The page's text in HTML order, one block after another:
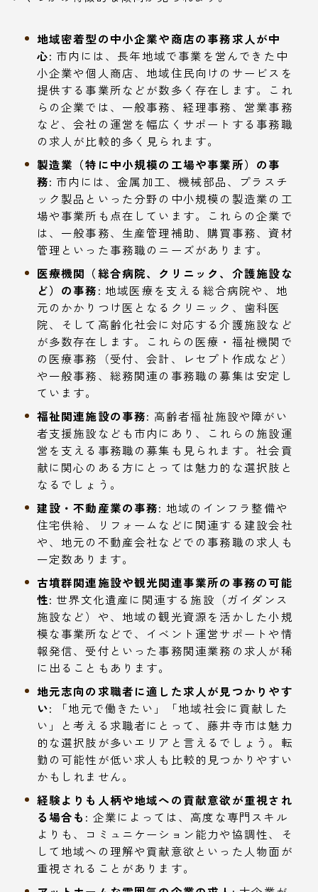
地域密着型の中小企業や商店の事務求人が中
心: 市内には、長年地域で事業を営んできた中
小企業や個人商店、地域住民向けのサービスを
提供する事業所などが数多く存在します。これ
らの企業では、一般事務、経理事務、営業事務
など、会社の運営を幅広くサポートする事務職
の求人が比較的多く見られます。
製造業（特に中小規模の工場や事業所）の事
務: 市内には、金属加工、機械部品、プラスチ
ック製品といった分野の中小規模の製造業の工
場や事業所も点在しています。これらの企業で
は、一般事務、生産管理補助、購買事務、資材
管理といった事務職のニーズがあります。
医療機関（総合病院、クリニック、介護施設な
ど）の事務: 地域医療を支える総合病院や、地
元のかかりつけ医となるクリニック、歯科医
院、そして高齢化社会に対応する介護施設など
が多数存在します。これらの医療・福祉機関で
の医療事務（受付、会計、レセプト作成など）
や一般事務、総務関連の事務職の募集は安定し
ています。
福祉関連施設の事務: 高齢者福祉施設や障がい
者支援施設なども市内にあり、これらの施設運
営を支える事務職の募集も見られます。社会貢
献に関心のある方にとっては魅力的な選択肢と
なるでしょう。
建設・不動産業の事務: 地域のインフラ整備や
住宅供給、リフォームなどに関連する建設会社
や、地元の不動産会社などでの事務職の求人も
一定数あります。
古墳群関連施設や観光関連事業所の事務の可能
性: 世界文化遺産に関連する施設（ガイダンス
施設など）や、地域の観光資源を活かした小規
模な事業所などで、イベント運営サポートや情
報発信、受付といった事務関連業務の求人が稀
に出ることもあります。
地元志向の求職者に適した求人が見つかりやす
い: 「地元で働きたい」「地域社会に貢献した
い」と考える求職者にとって、藤井寺市は魅力
的な選択肢が多いエリアと言えるでしょう。転
勤の可能性が低い求人も比較的見つかりやすい
かもしれません。
経験よりも人柄や地域への貢献意欲が重視され
る場合も: 企業によっては、高度な専門スキル
よりも、コミュニケーション能力や協調性、そ
して地域への理解や貢献意欲といった人物面が
重視されることがあります。